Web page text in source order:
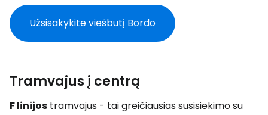
Užsisakykite viešbutį Bordo
Tramvajus į centrą
F linijos tramvajus - tai greičiausias susisiekimo su